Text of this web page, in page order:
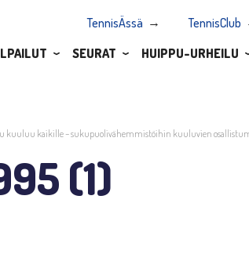
TennisÄssä TennisClub
SEURAT HUIPPU-URHEILU
kuuluu kaikille – sukupuolivähemmistöihin kuuluvien
(1)